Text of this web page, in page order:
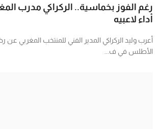
رغم الفوز بخماسية.. الركراكي مدرب
أداء لاعبيه
أعرب وليد الركراكي المدير الفني للمنتخب المغربي
الأطلس في ف...